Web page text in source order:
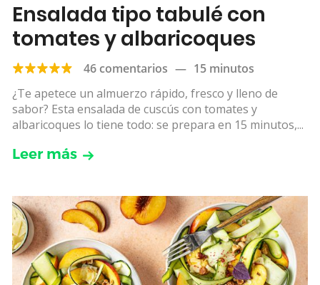
Ensalada tipo tabulé con
tomates y albaricoques
46 comentarios — 15 minutos
¿Te apetece un almuerzo rápido, fresco y lleno de
sabor? Esta ensalada de cuscús con tomates y
albaricoques lo tiene todo: se prepara en 15 minutos,...
Leer más